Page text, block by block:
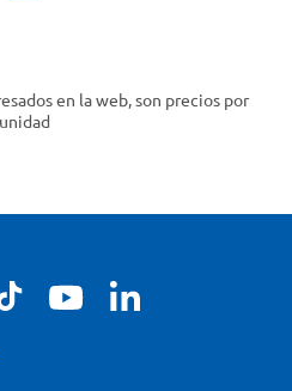
en la web, son precios por
unidad